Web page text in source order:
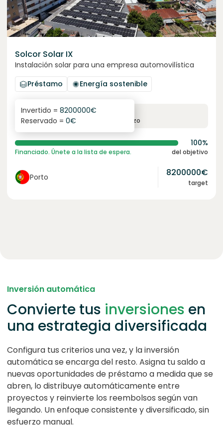
Solcor Solar IX
Instalación solar para una empresa automovilística
Préstamo
Energía sostenible
6.1%
interés anual plazo
Invertido = 8200000€
Reservado = 0€
100%
Financiado. Únete a la lista de espera. del objetivo
Porto 8200000€
target
Inversión automática
Convierte tus inversiones en
una estrategia diversificada
Configura tus criterios una vez, y la inversión
automática se encarga del resto. Asigna tu saldo a
nuevas oportunidades de préstamo a medida que se
abren, lo distribuye automáticamente entre
proyectos y reinvierte los reembolsos según van
llegando. Un enfoque consistente y diversificado, sin
esfuerzo manual.